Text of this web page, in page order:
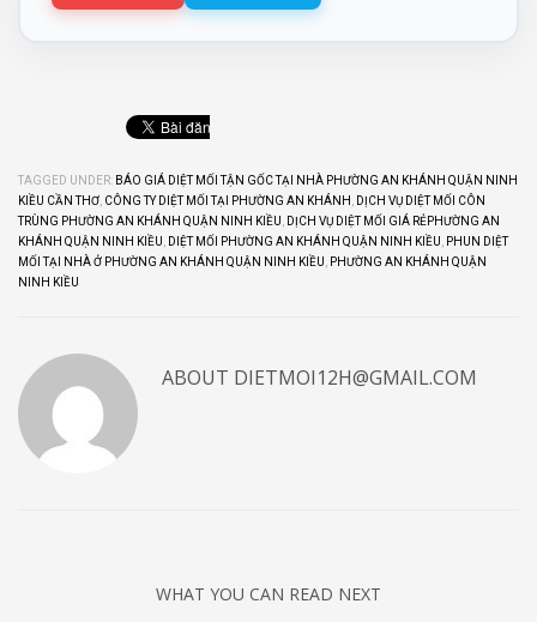
TAGGED UNDER: BÁO GIÁ DIỆT MỐI TẬN GỐC TẠI NHÀ PHƯỜNG AN KHÁNH QUẬN NINH
KIỀU CẦN THƠ CÔNG TY DIỆT MỐI TẠI PHƯỜNG AN KHÁNH
DỊCH VỤ DIỆT MỐI CÔN
TRÙNG PHƯỜNG AN KHÁNH QUẬN NINH KIỀU
DỊCH VỤ DIỆT MỐI GIÁ RẺPHƯỜNG AN
KHÁNH QUẬN NINH KIỀU
DIỆT MỐI PHƯỜNG AN KHÁNH QUẬN NINH KIỀU
PHUN DIỆT
MỐI TẠI NHÀ Ở PHƯỜNG AN KHÁNH QUẬN NINH KIỀU
PHƯỜNG AN KHÁNH QUẬN
NINH KIỀU
ABOUT DIETMOI12H@GMAIL.COM
WHAT YOU CAN READ NEXT